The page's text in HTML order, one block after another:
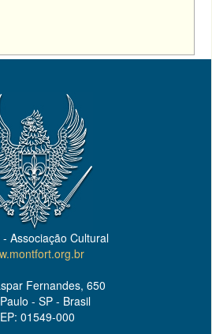
Associação Cultural
Fernandes, 650
- SP - Brasil
01549-000